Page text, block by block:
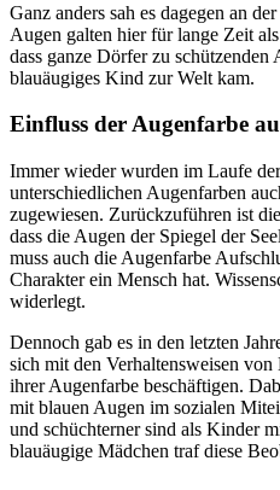
Ganz anders sah es dagegen an
Augen galten hier für lange Zeit
dass ganze Dörfer zu
blauäugiges Kind zur Welt kam.
Einfluss der Augenfarbe
Immer wieder wurden im Laufe
unterschiedlichen Augenfarben
zugewiesen. Zurückzuführen ist
dass die Augen der Spiegel der
muss auch die Augenfarbe
Charakter ein Mensch hat.
widerlegt.
Dennoch gab es in den letzten
sich mit den Verhaltensweisen
ihrer Augenfarbe beschäftigen.
mit blauen Augen im sozialen
und schüchterner sind als Kinder
blauäugige Mädchen traf diese